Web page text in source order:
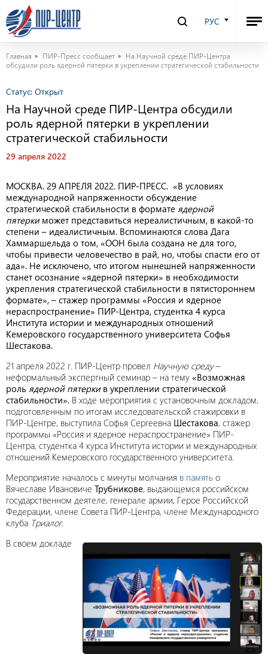
РУС
Главная ПИР-Пресс сообщает
На Научной среде ПИР-Центра
обсудили роль ядерной пятерки в укреплении стратегической стабильности
Статус: Открыт
На Научной среде ПИР-Центра обсудили
роль ядерной пятерки в укреплении
стратегической стабильности
29 апреля 2022
МОСКВА. 29 АПРЕЛЯ 2022. ПИР-ПРЕСС. «В условиях
международной напряженности обсуждение
стратегической стабильности в формате ядерной
пятеркиможет представиться нереалистичным, в какой-то
степени – идеалистичным. Вспоминаются слова Дага
Хаммаршельда о том, «ООН была создана не для того,
чтобы привести человечество в рай, но, чтобы спасти его от
ада». Не исключено, что итогом нынешней напряженности
станет осознание «ядерной пятерки» в необходимости
укрепления стратегической стабильности в пятистороннем
формате», – стажер программы «Россия и ядерное
нераспространение» ПИР-Центра, студентка 4 курса
Института истории и международных отношений
Кемеровского государственного университета Софья
Шестакова.
21 апреля 2022 г. ПИР-Центр провел Научную среду–
неформальный экспертный семинар – на тему «Возможная
роль ядерной пятеркив укреплении стратегической
стабильности». В ходе мероприятия с установочным докладом,
подготовленным по итогам исследовательской стажировки в
ПИР-Центре, выступила Софья Сергеевна Шестакова, стажер
программы «Россия и ядерное нераспространение» ПИР-
Центра, студентка 4 курса Института истории и международных
отношений Кемеровского государственного университета.
Мероприятие началось с минуты молчания в память о
Вячеславе Ивановиче Трубникове, выдающемся российском
государственном деятеле, генерале армии, Герое Российской
Федерации, члене Совета ПИР-Центра, члене Международного
клуба Триалог.
В своем докладе